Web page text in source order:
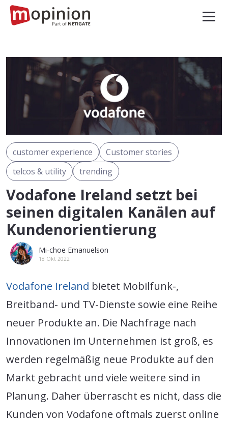
customer experience
Customer stories
telcos & utility
trending
Vodafone Ireland setzt bei
seinen digitalen Kanälen auf
Kundenorientierung
Mi-choe Emanuelson
18 Okt 2022
Vodafone Ireland bietet Mobilfunk-,
Breitband- und TV-Dienste sowie eine Reihe
neuer Produkte an. Die Nachfrage nach
Innovationen im Unternehmen ist groß, es
werden regelmäßig neue Produkte auf den
Markt gebracht und viele weitere sind in
Planung. Daher überrascht es nicht, dass die
Kunden von Vodafone oftmals zuerst online